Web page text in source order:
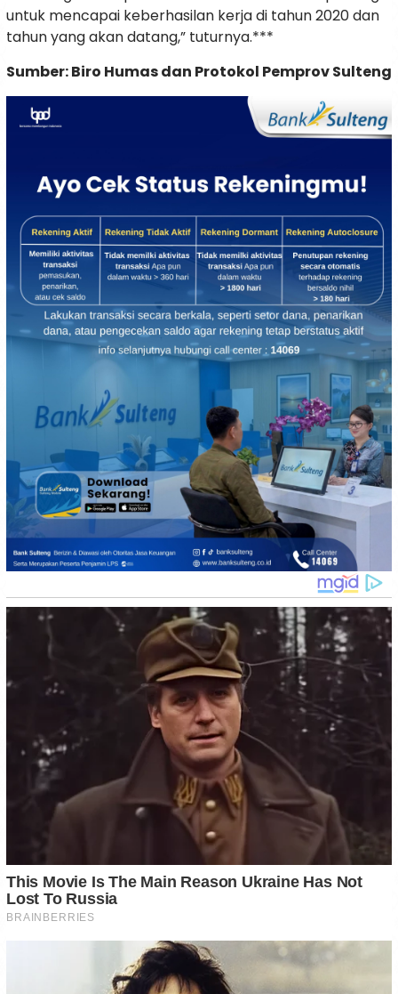
untuk mencapai keberhasilan kerja di tahun 2020 dan
tahun yang akan datang,” tuturnya.***
Sumber: Biro Humas dan Protokol Pemprov Sulteng